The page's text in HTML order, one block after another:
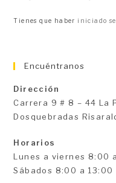
Tienes que haber iniciado
Encuéntranos
Dirección
Carrera 9 # 8 – 44 La
Dosquebradas
Horarios
Lunes a viernes 8:00
Sábados 8:00 a 13:00